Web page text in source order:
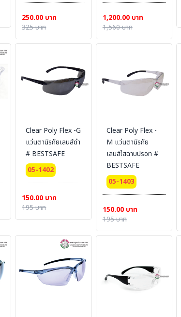
250.00 บาท
325 บาท
1,200.00 บาท
1,560 บาท
Clear Poly Flex -G
แว่นตานิรภัยเลนส์ดำ
# BESTSAFE
05-1402
150.00 บาท
195 บาท
Clear Poly Flex -
M แว่นตานิรภัย
เลนส์ใสฉาบปรอท #
BESTSAFE
05-1403
150.00 บาท
195 บาท